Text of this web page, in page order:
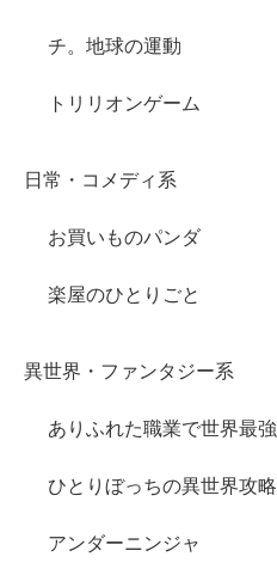
チ。地球の運動
トリリオンゲーム
日常・コメディ系
お買いものパンダ
楽屋のひとりごと
異世界・ファンタジー系
ありふれた職業で世界最強
ひとりぼっちの異世界攻略
アンダーニンジャ